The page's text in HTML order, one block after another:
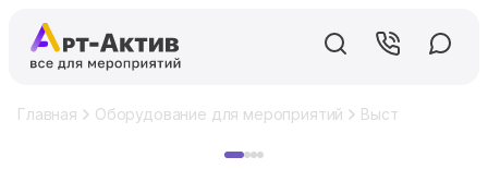
Главная Оборудование для мероприятий Выставочный